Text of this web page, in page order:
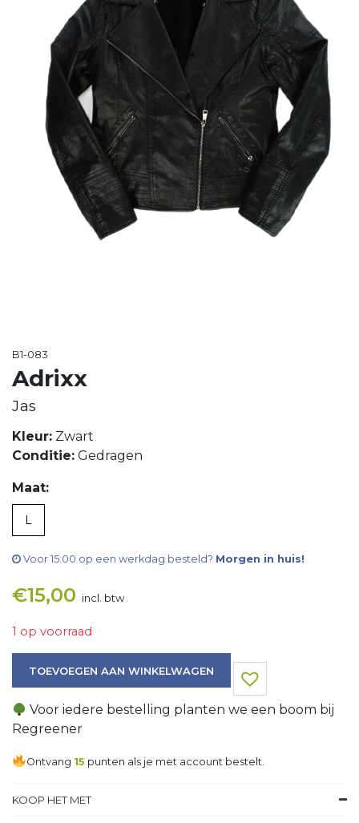
B1-083
Adrixx
Jas
Kleur: Zwart
Conditie: Gedragen
Maat:
L
Voor 15:00 op een werkdag besteld? Morgen in huis!
€15,00 incl. btw
1 op voorraad
TOEVOEGEN AAN WINKELWAGEN
Voor iedere bestelling planten we een boom bij
Regreener
Ontvang 15 punten als je met account bestelt.
KOOP HET MET